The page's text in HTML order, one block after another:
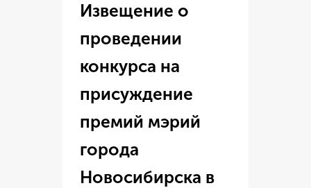
Извещение о
проведении
конкурса на
присуждение
премий мэрий
города
Новосибирска в